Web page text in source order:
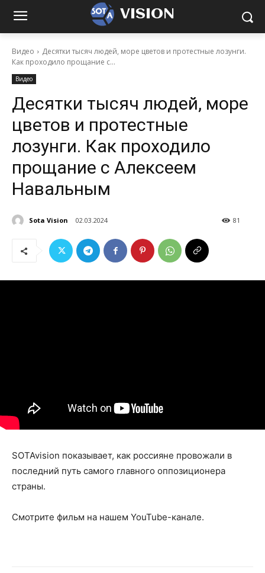
VISION
Видео
Десятки тысяч людей, море цветов и протестные лозунги.
Как проходило прощание с...
Видео
Десятки тысяч людей, море
цветов и протестные
лозунги. Как проходило
прощание с Алексеем
Навальным
Sota Vision 02.03.2024 81
SOTAvision показывает, как россияне провожали в
последний путь самого главного оппозиционера
страны.
Смотрите фильм на нашем YouTube-канале.